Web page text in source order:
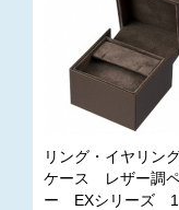
リング・イヤリン
ケース レザー調
ー EXシリーズ